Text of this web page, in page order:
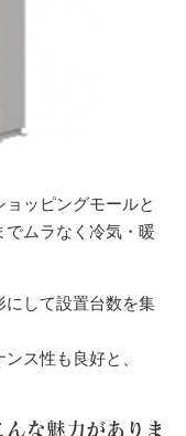
ッピングモールと
ムラなく冷気・暖
にして設置台数を集
ス性も良好と、
な魅力がありま